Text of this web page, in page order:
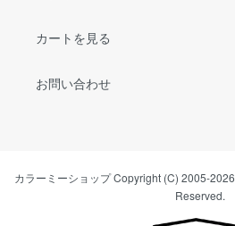
カートを見る
お問い合わせ
カラーミーショップCopyright (C) 2005-2026
Reserved.